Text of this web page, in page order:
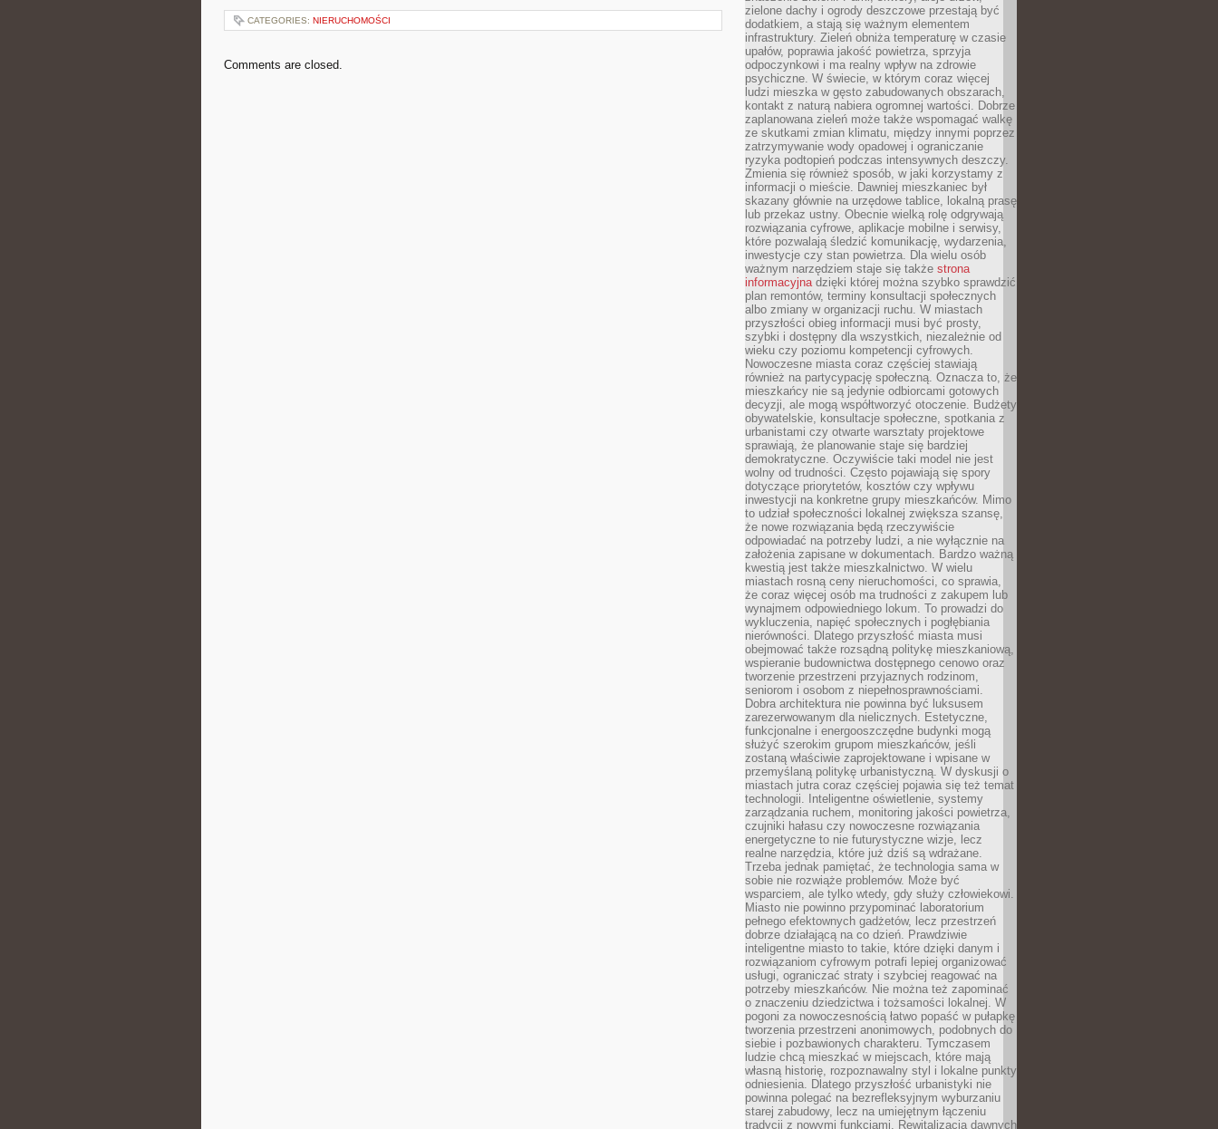
CATEGORIES: NIERUCHOMOŚCI
Comments are closed.
zielone dachy i ogrody deszczowe przestają być
dodatkiem, a stają się ważnym elementem
infrastruktury. Zieleń obniża temperaturę w czasie
upałów, poprawia jakość powietrza, sprzyja
odpoczynkowi i ma realny wpływ na zdrowie
psychiczne. W świecie, w którym coraz więcej
ludzi mieszka w gęsto zabudowanych obszarach,
kontakt z naturą nabiera ogromnej wartości. Dobrze
zaplanowana zieleń może także wspomagać walkę
ze skutkami zmian klimatu, między innymi poprzez
zatrzymywanie wody opadowej i ograniczanie
ryzyka podtopień podczas intensywnych deszczy.
Zmienia się również sposób, w jaki korzystamy z
informacji o mieście. Dawniej mieszkaniec był
skazany głównie na urzędowe tablice, lokalną prasę
lub przekaz ustny. Obecnie wielką rolę odgrywają
rozwiązania cyfrowe, aplikacje mobilne i serwisy,
które pozwalają śledzić komunikację, wydarzenia,
inwestycje czy stan powietrza. Dla wielu osób
ważnym narzędziem staje się także strona
informacyjnadzięki której można szybko sprawdzić
plan remontów, terminy konsultacji społecznych
albo zmiany w organizacji ruchu. W miastach
przyszłości obieg informacji musi być prosty,
szybki i dostępny dla wszystkich, niezależnie od
wieku czy poziomu kompetencji cyfrowych.
Nowoczesne miasta coraz częściej stawiają
również na partycypację społeczną. Oznacza to, że
mieszkańcy nie są jedynie odbiorcami gotowych
decyzji, ale mogą współtworzyć otoczenie. Budżety
obywatelskie, konsultacje społeczne, spotkania z
urbanistami czy otwarte warsztaty projektowe
sprawiają, że planowanie staje się bardziej
demokratyczne. Oczywiście taki model nie jest
wolny od trudności. Często pojawiają się spory
dotyczące priorytetów, kosztów czy wpływu
inwestycji na konkretne grupy mieszkańców. Mimo
to udział społeczności lokalnej zwiększa szansę,
że nowe rozwiązania będą rzeczywiście
odpowiadać na potrzeby ludzi, a nie wyłącznie na
założenia zapisane w dokumentach. Bardzo ważną
kwestią jest także mieszkalnictwo. W wielu
miastach rosną ceny nieruchomości, co sprawia,
że coraz więcej osób ma trudności z zakupem lub
wynajmem odpowiedniego lokum. To prowadzi do
wykluczenia, napięć społecznych i pogłębiania
nierówności. Dlatego przyszłość miasta musi
obejmować także rozsądną politykę mieszkaniową,
wspieranie budownictwa dostępnego cenowo oraz
tworzenie przestrzeni przyjaznych rodzinom,
seniorom i osobom z niepełnosprawnościami.
Dobra architektura nie powinna być luksusem
zarezerwowanym dla nielicznych. Estetyczne,
funkcjonalne i energooszczędne budynki mogą
służyć szerokim grupom mieszkańców, jeśli
zostaną właściwie zaprojektowane i wpisane w
przemyślaną politykę urbanistyczną. W dyskusji o
miastach jutra coraz częściej pojawia się też temat
technologii. Inteligentne oświetlenie, systemy
zarządzania ruchem, monitoring jakości powietrza,
czujniki hałasu czy nowoczesne rozwiązania
energetyczne to nie futurystyczne wizje, lecz
realne narzędzia, które już dziś są wdrażane.
Trzeba jednak pamiętać, że technologia sama w
sobie nie rozwiąże problemów. Może być
wsparciem, ale tylko wtedy, gdy służy człowiekowi.
Miasto nie powinno przypominać laboratorium
pełnego efektownych gadżetów, lecz przestrzeń
dobrze działającą na co dzień. Prawdziwie
inteligentne miasto to takie, które dzięki danym i
rozwiązaniom cyfrowym potrafi lepiej organizować
usługi, ograniczać straty i szybciej reagować na
potrzeby mieszkańców. Nie można też zapominać
o znaczeniu dziedzictwa i tożsamości lokalnej. W
pogoni za nowoczesnością łatwo popaść w pułapkę
tworzenia przestrzeni anonimowych, podobnych do
siebie i pozbawionych charakteru. Tymczasem
ludzie chcą mieszkać w miejscach, które mają
własną historię, rozpoznawalny styl i lokalne punkty
odniesienia. Dlatego przyszłość urbanistyki nie
powinna polegać na bezrefleksyjnym wyburzaniu
starej zabudowy, lecz na umiejętnym łączeniu
tradycji z nowymi funkcjami. Rewitalizacja dawnych